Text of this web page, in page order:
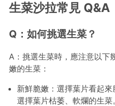
生菜沙拉常見 Q&A
Q：如何挑選生菜？
A：挑選生菜時，應注意以下
嫩的生菜：
新鮮脆嫩：選擇葉片看起
選擇葉片枯萎、軟爛的生菜。